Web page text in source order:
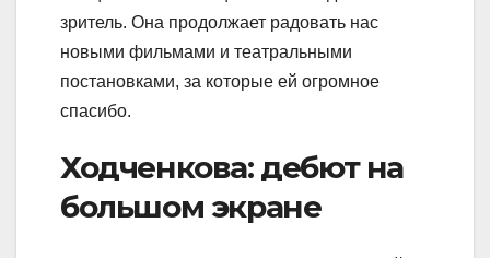
зритель. Она продолжает радовать нас
новыми фильмами и театральными
постановками, за которые ей огромное
спасибо.
Ходченкова: дебют на
большом экране